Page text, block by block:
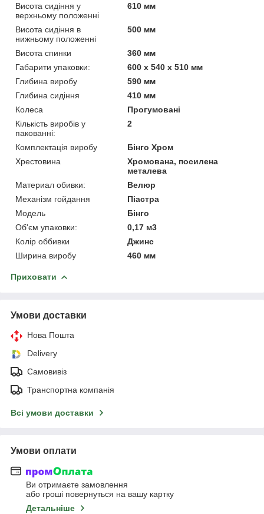
Висота сидіння у
верхньому положенні
610 мм
Висота сидіння в
нижньому положенні
500 мм
Висота спинки
360 мм
Габарити упаковки:
600 x 540 x 510 мм
Глибина виробу
590 мм
Глибина сидіння
410 мм
Колеса
Прогумовані
Кількість виробів у
пакованні:
2
Комплектація виробу
Бінго Хром
Хрестовина
Хромована, посилена
металева
Материал обивки:
Велюр
Механізм гойдання
Піастра
Мoдель
Бінго
Об'єм упаковки:
0,17 м3
Колір оббивки
Джинс
Ширина виробу
460 мм
Приховати
Умови доставки
Нова Пошта
Delivery
Самовивіз
Транспортна компанія
Всі умови доставки
Умови оплати
Ви отримаєте замовлення
або гроші повернуться на вашу картку
Детальніше